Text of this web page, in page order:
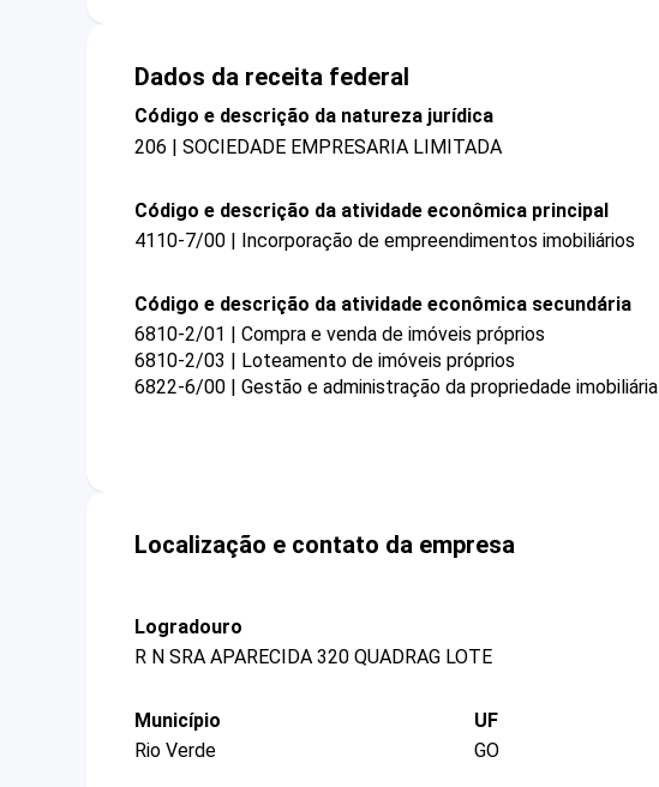
Dados da receita federal
Código e descrição da natureza jurídica
206 | SOCIEDADE EMPRESARIA LIMITADA
Código e descrição da atividade econômica principal
4110-7/00 | Incorporação de empreendimentos imobiliários
Código e descrição da atividade econômica secundária
6810-2/01 | Compra e venda de imóveis próprios
6810-2/03 | Loteamento de imóveis próprios
6822-6/00 | Gestão e administração da propriedade imobiliária
Localização e contato da empresa
Logradouro
R N SRA APARECIDA 320 QUADRAG LOTE
Município
Rio Verde
UF
GO